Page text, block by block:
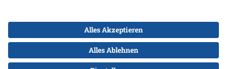
Alle Preise exkl. gesetzl. Mehrwertsteuer zzgl.
Versandkostenund ggf. Nachnahmegebühren, wenn